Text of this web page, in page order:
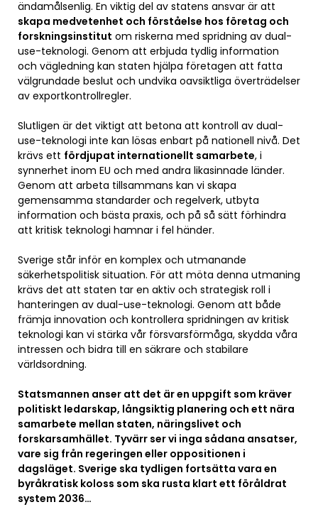
ändamålsenlig. En viktig del av statens ansvar är att
skapa medvetenhet och förståelse hos företag och
forskningsinstitut om riskerna med spridning av dual-
use-teknologi. Genom att erbjuda tydlig information
och vägledning kan staten hjälpa företagen att fatta
välgrundade beslut och undvika oavsiktliga överträdelser
av exportkontrollregler.
Slutligen är det viktigt att betona att kontroll av dual-
use-teknologi inte kan lösas enbart på nationell nivå. Det
krävs ett fördjupat internationellt samarbete, i
synnerhet inom EU och med andra likasinnade länder.
Genom att arbeta tillsammans kan vi skapa
gemensamma standarder och regelverk, utbyta
information och bästa praxis, och på så sätt förhindra
att kritisk teknologi hamnar i fel händer.
Sverige står inför en komplex och utmanande
säkerhetspolitisk situation. För att möta denna utmaning
krävs det att staten tar en aktiv och strategisk roll i
hanteringen av dual-use-teknologi. Genom att både
främja innovation och kontrollera spridningen av kritisk
teknologi kan vi stärka vår försvarsförmåga, skydda våra
intressen och bidra till en säkrare och stabilare
världsordning.
Statsmannen anser att det är en uppgift som kräver
politiskt ledarskap, långsiktig planering och ett nära
samarbete mellan staten, näringslivet och
forskarsamhället. Tyvärr ser vi inga sådana ansatser,
vare sig från regeringen eller oppositionen i
dagsläget. Sverige ska tydligen fortsätta vara en
byråkratisk koloss som ska rusta klart ett föråldrat
system 2036…